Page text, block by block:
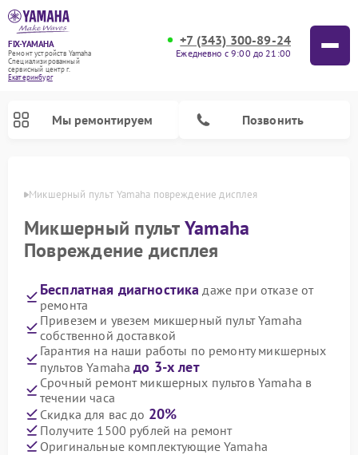
FIX-YAMAHA
Ремонт устройств Yamaha
Специализированный
cервисный центр г.
Екатеринбург
+7 (343) 300-89-24
Ежедневно с 9:00 до 21:00
Мы ремонтируем Позвонить
Микшерный пульт Yamaha повреждение дисплея
Микшерный пультYamaha
Повреждение дисплея
Бесплатная диагностика даже при отказе от
ремонта
Привезем и увезем микшерный пульт Yamaha
собственной доставкой
Гарантия на наши работы по ремонту микшерных
пультов Yamahaдо 3-х лет
Срочный ремонт микшерных пультов Yamaha в
течении часа
Скидка для вас до 20%
Получите 1500 рублей на ремонт
Оригинальные комплектующие Yamaha